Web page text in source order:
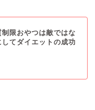
制限おやつは敵ではな
してダイエットの成功